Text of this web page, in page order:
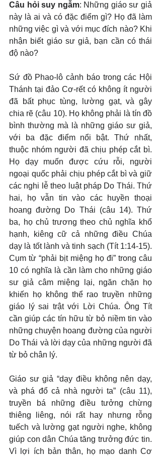
Câu hỏi suy ngẫm: Những giáo sư giả
này là ai và có đặc điểm gì? Họ đã làm
những việc gì và với mục đích nào? Khi
nhận biết giáo sư giả, bạn cần có thái
độ nào?
Sứ đồ Phao-lô cảnh báo trong các Hội
Thánh tại đảo Cơ-rết có không ít người
đã bất phục tùng, lường gạt, và gây
chia rẽ (câu 10). Họ không phải là tín đồ
bình thường mà là những giáo sư giả,
với ba đặc điểm nổi bật. Thứ nhất,
thuộc nhóm người đã chịu phép cắt bì.
Họ dạy muốn được cứu rỗi, người
ngoại quốc phải chịu phép cắt bì và giữ
các nghi lễ theo luật pháp Do Thái. Thứ
hai, họ vẫn tin vào các huyền thoại
hoang đường Do Thái (câu 14). Thứ
ba, họ chủ trương theo chủ nghĩa khổ
hạnh, kiêng cữ cả những điều Chúa
dạy là tốt lành và tinh sạch (Tít 1:14-15).
Cụm từ “phải bịt miệng họ đi” trong câu
10 có nghĩa là cần làm cho những giáo
sư giả câm miệng lại, ngăn chặn họ
khiến họ không thể rao truyền những
giáo lý sai trật với Lời Chúa. Ông Tít
cần giúp các tín hữu từ bỏ niềm tin vào
những chuyện hoang đường của người
Do Thái và lời dạy của những người đã
từ bỏ chân lý.
Giáo sư giả “dạy điều không nên dạy,
và phá đổ cả nhà người ta” (câu 11),
truyền bá những điều tưởng chừng
thiêng liêng, nói rất hay nhưng rỗng
tuếch và lường gạt người nghe, không
giúp con dân Chúa tăng trưởng đức tin.
Vì lợi ích bản thân, họ mạo danh Cơ